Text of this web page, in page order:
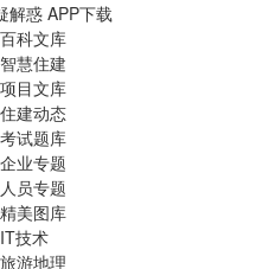
解惑 APP下载
百科文库
智慧住建
项目文库
住建动态
考试题库
企业专题
人员专题
精美图库
IT技术
旅游地理